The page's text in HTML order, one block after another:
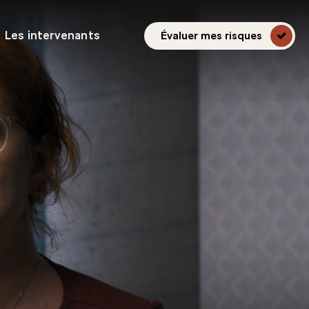
Les intervenants Évaluer mes risques